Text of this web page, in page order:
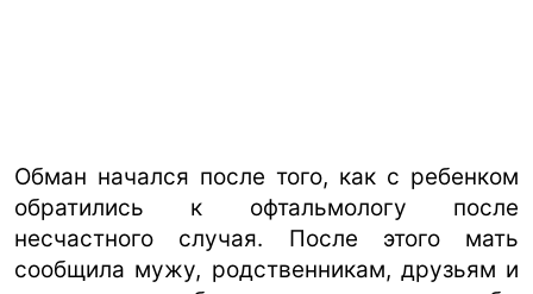
Обман начался после того, как с ребенком
обратились к офтальмологу после
несчастного случая. После этого мать
сообщила мужу, родственникам, друзьям и